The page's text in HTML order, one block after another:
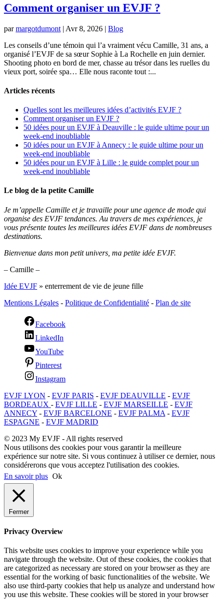
Comment organiser un EVJF ?
parmargotdumont | Avr 8, 2026 | Blog
Les conseils d’une témoin qui l’a vraiment vécu Camille, 31 ans, a
organisé l’EVJF de sa sœur Sophie à La Rochelle en juin dernier.
Shooting photo en bord de mer, chasse au trésor dans les ruelles du
vieux port, soirée spa… Elle nous raconte tout :...
Articles récents
Quelles sont les meilleures idées d’activités EVJF ?
Comment organiser un EVJF ?
50 idées pour un EVJF à Deauville : le guide ultime pour un
week-end inoubliable
50 idées pour un EVJF à Annecy : le guide ultime pour un
week-end inoubliable
50 idées pour un EVJF à Lille : le guide complet pour un
week-end inoubliable
Le blog de la petite Camille
Je m’appelle Camille et je travaille pour une agence de mode qui
organise des EVJF tendances. Au travers de mes expériences, je
vous présente toutes les meilleures idées EVJF dans de nombreuses
destinations.
Bienvenue dans mon petit univers, ma petite idée EVJF.
– Camille –
Idée EVJF » enterrement de vie de jeune fille
Mentions Légales - Politique de Confidentialité - Plan de site
Facebook
LinkedIn
YouTube
Pinterest
Instagram
EVJF LYON - EVJF PARIS - EVJF DEAUVILLE - EVJF
BORDEAUX - EVJF LILLE - EVJF MARSEILLE - EVJF
ANNECY - EVJF BARCELONE - EVJF PALMA - EVJF
ESPAGNE - EVJF MADRID
© 2023 My EVJF - All rights reserved
Nous utilisons des cookies pour vous garantir la meilleure
expérience sur notre site. Si vous continuez à utiliser ce dernier, nous
considérerons que vous acceptez l'utilisation des cookies.
En savoir plus Ok
Fermer
Privacy Overview
This website uses cookies to improve your experience while you
navigate through the website. Out of these cookies, the cookies that
are categorized as necessary are stored on your browser as they are
essential for the working of basic functionalities of the website. We
also use third-party cookies that help us analyze and understand how
you use this website. These cookies will be stored in your browser